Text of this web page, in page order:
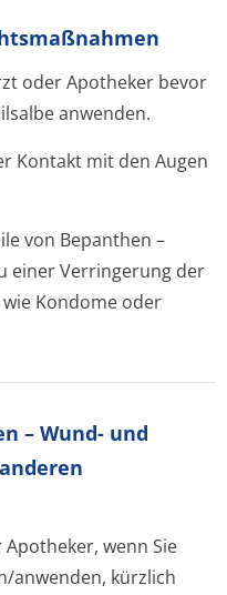
oder Apotheker bevor
anwenden.
Kontakt mit den Augen
von Bepanthen –
einer Verringerung der
Kondome oder
– Wund- und
wenn Sie
anwenden, kürzlich